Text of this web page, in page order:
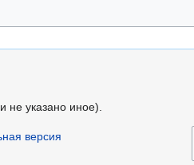
не указано иное).
версия